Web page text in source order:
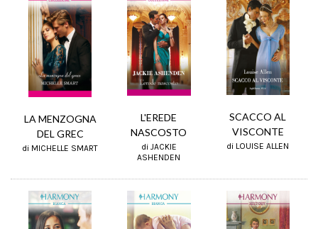
LA MENZOGNA
DEL GREC
di MICHELLE SMART
L'EREDE
NASCOSTO
di JACKIE
ASHENDEN
SCACCO AL
VISCONTE
di LOUISE ALLEN